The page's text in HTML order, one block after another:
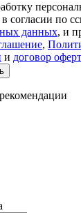
согласии по
данных, и
,
и договор